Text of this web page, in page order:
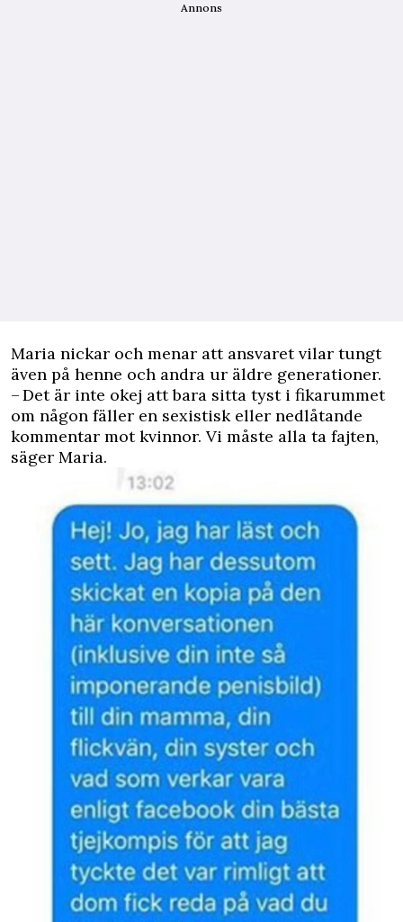
Annons
Maria nickar och menar att ansvaret vilar tungt
även på henne och andra ur äldre generationer.
– Det är inte okej att bara sitta tyst i fikarummet
om någon fäller en sexistisk eller nedlåtande
kommentar mot kvinnor. Vi måste alla ta fajten,
säger Maria.